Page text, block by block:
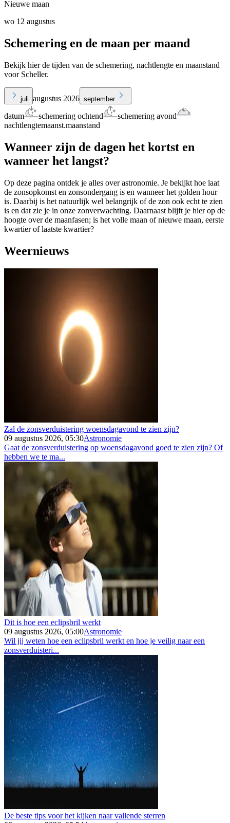
Nieuwe maan
wo 12 augustus
Schemering en de maan per maand
Bekijk hier de tijden van de schemering, nachtlengte en maanstand
voor Scheller.
juli augustus 2026 september
datum schemering ochtend
schemering avond
nachtlengtemaanst.maanstand
Wanneer zijn de dagen het kortst en
wanneer het langst?
Op deze pagina ontdek je alles over astronomie. Je bekijkt hoe laat
de zonsopkomst en zonsondergang is en wanneer het golden hour
is. Daarbij is het natuurlijk wel belangrijk of de zon ook echt te zien
is en dat zie je in onze zonverwachting. Daarnaast blijft je hier op de
hoogte over de maanfasen; is het volle maan of nieuwe maan, eerste
kwartier of laatste kwartier?
Weernieuws
Zal de zonsverduistering woensdagavond te zien zijn?
09 augustus 2026, 05:30Astronomie
Gaat de zonsverduistering op woensdagavond goed te zien zijn? Of
hebben we te ma...
Dit is hoe een eclipsbril werkt
09 augustus 2026, 05:00Astronomie
Wil jij weten hoe een eclipsbril werkt en hoe je veilig naar een
zonsverduisteri...
De beste tips voor het kijken naar vallende sterren